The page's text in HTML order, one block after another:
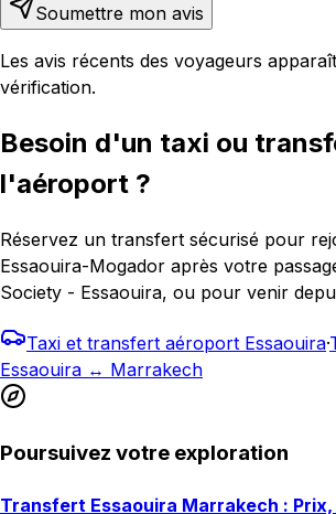
Soumettre mon avis
Les avis récents des voyageurs
vérification.
Besoin d'un taxi ou
l'aéroport ?
Réservez un transfert sécurisé pour
Essaouira-Mogador après votre
Society - Essaouira, ou pour venir
Taxi et transfert aéroport Essaouira·
Essaouira ↔ Marrakech
Poursuivez votre exploration
Transfert Essaouira Marrakech : Prix,